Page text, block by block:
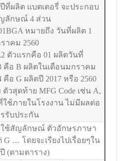
ที่ผลิต แบตเตอรี่ จะประกอบ
ลักษณ์ 4 ส่วน
หมายถึง วันที่ผลิต 1
าคม 2560
ตัวแรกคือ 01 ผลิตวันที่
คือ B ผลิตในเดือนมกราคม
อ G ผลิตปี 2017 หรือ 2560
สุดท้าย MFG Code เช่น A,
ภายในโรงงาน ไม่มีผลต่อ
รับประกัน
ช้สัญลักษณ์ ตัวอักษรภาษา
… โดยจะเรียงไปเรื่อยๆใน
(ตามตาราง)